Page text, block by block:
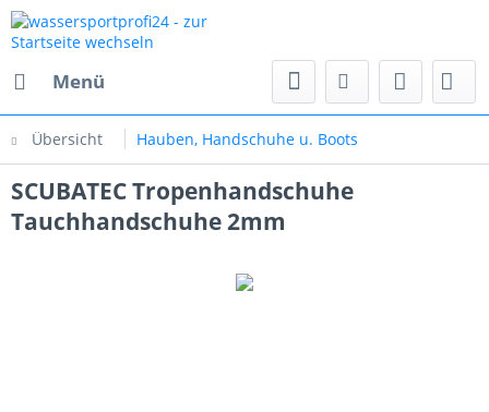
Menü
Übersicht Hauben, Handschuhe u. Boots
SCUBATEC Tropenhandschuhe
Tauchhandschuhe 2mm